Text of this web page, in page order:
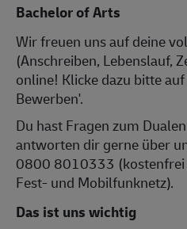
Bachelor of Arts
Wir freuen uns auf deine
(Anschreiben, Lebenslauf,
online! Klicke dazu bitte
Bewerben'.
Du hast Fragen zum
antworten dir gerne über
0800 8010333 (kostenfrei
Fest- und Mobilfunknetz).
Das ist uns wichtig